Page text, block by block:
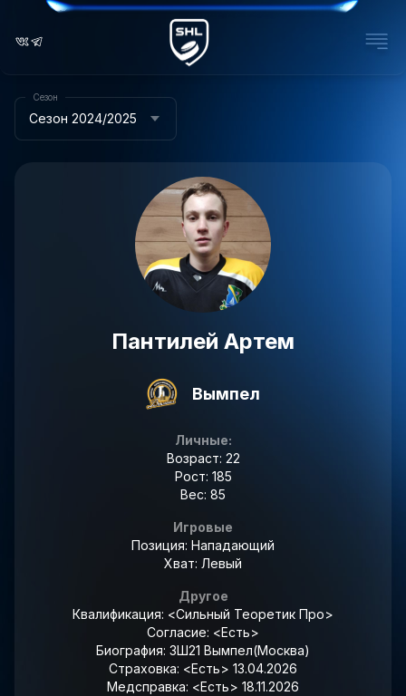
Сезон 2024/2025
Сезон
Пантилей Артем
Вымпел
Личные:
Возраст: 22
Рост: 185
Вес: 85
Игровые
Позиция: Нападающий
Хват: Левый
Другое
Квалификация: <Сильный Теоретик Про>
Согласие: <Есть>
Биография: ЗШ21 Вымпел(Москва)
Страховка: <Есть> 13.04.2026
Медсправка: <Есть> 18.11.2026